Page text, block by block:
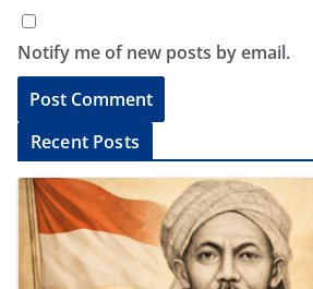
Notify me of new posts by email.
l
Recent Posts